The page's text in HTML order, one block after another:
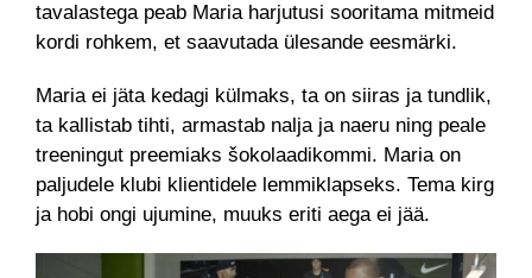
tavalastega peab Maria harjutusi sooritama mitmeid
kordi rohkem, et saavutada ülesande eesmärki.
Maria ei jäta kedagi külmaks, ta on siiras ja tundlik,
ta kallistab tihti, armastab nalja ja naeru ning peale
treeningut preemiaks šokolaadikommi. Maria on
paljudele klubi klientidele lemmiklapseks. Tema kirg
ja hobi ongi ujumine, muuks eriti aega ei jää.